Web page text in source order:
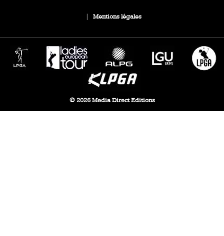
| Mentions légales
© 2026 Media Direct Editions